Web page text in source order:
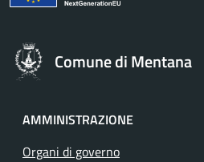
Comune di Mentana
AMMINISTRAZIONE
Organi di governo